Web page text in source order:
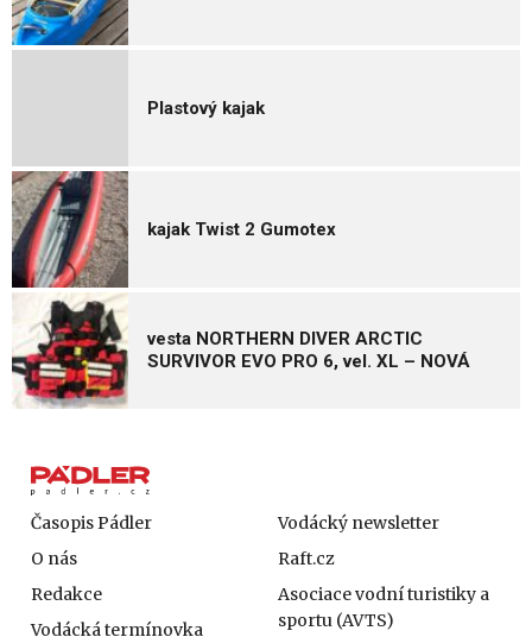
Plastový kajak
kajak Twist 2 Gumotex
vesta NORTHERN DIVER ARCTIC
SURVIVOR EVO PRO 6, vel. XL – NOVÁ
Časopis Pádler
O nás
Redakce
Vodácká termínovka
Vodácký newsletter
Raft.cz
Asociace vodní turistiky a
sportu (AVTS)